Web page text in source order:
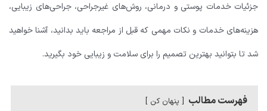
جزئیات خدمات پوستی و درمانی، روش‌های غیرجراحی، جراحی‌های زیبایی،
هزینه‌های خدمات و نکات مهمی که قبل از مراجعه باید بدانید، آشنا خواهید
شد تا بتوانید بهترین تصمیم را برای سلامت و زیبایی خود بگیرید.
فهرست مطالب پنهان کن